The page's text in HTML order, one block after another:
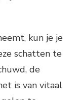
kun je je
schatten te
de
is van vitaal